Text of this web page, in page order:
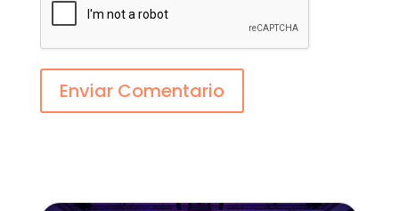
Enviar Comentario